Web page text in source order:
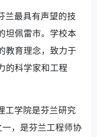
兰最具有声望的技
坦佩雷市。学校本
教育理念，致力于
的科学家和工程
工学院是芬兰研究
，是芬兰工程师协